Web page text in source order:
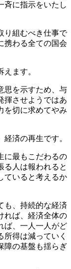
斉に指示をいたし
り組むべき仕事で
携わる全ての国会
ます。
思を示すため、与
揮させようではあ
を切に求めてやみ
済の再生です。
に最もこだわるの
る人は報われると
ていると考えるか
も、持続的な経済
れば、経済全体の
ば、一人一人がど
得は減っていく
障の基盤も揺らぎ